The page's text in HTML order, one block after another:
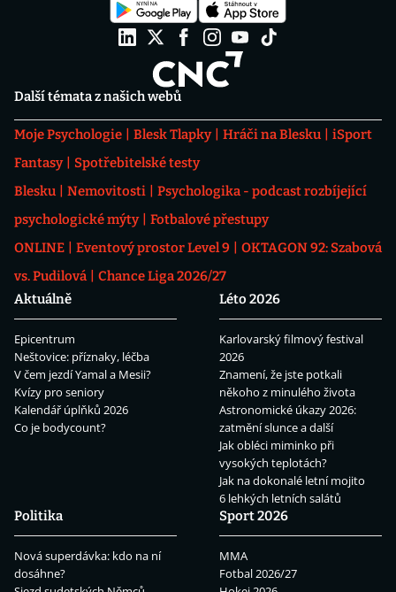
Další témata z našich webů
Moje Psychologie Blesk Tlapky Hráči na Blesku
iSport
Fantasy
Spotřebitelské testy
Blesku
Nemovitosti
Psychologika - podcast rozbíjející
psychologické mýty
Fotbalové přestupy
ONLINE
Eventový prostor Level 9
OKTAGON 92: Szabová
vs. Pudilová
Chance Liga 2026/27
Aktuálně
Epicentrum
Neštovice: příznaky, léčba
V čem jezdí Yamal a Mesii?
Kvízy pro seniory
Kalendář úplňků 2026
Co je bodycount?
Léto 2026
Karlovarský filmový festival
2026
Znamení, že jste potkali
někoho z minulého života
Astronomické úkazy 2026:
zatmění slunce a další
Jak obléci miminko při
vysokých teplotách?
Jak na dokonalé letní mojito
6 lehkých letních salátů
Politika
Nová superdávka: kdo na ní
dosáhne?
Sport 2026
MMA
Fotbal 2026/27